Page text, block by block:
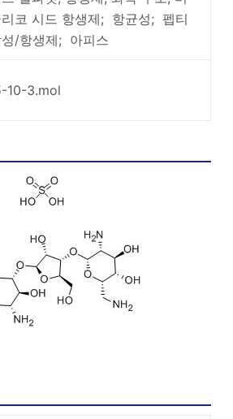
리코 시드 항생제; 항균성; 펩티
성/항생제; 아피스
10-3.mol